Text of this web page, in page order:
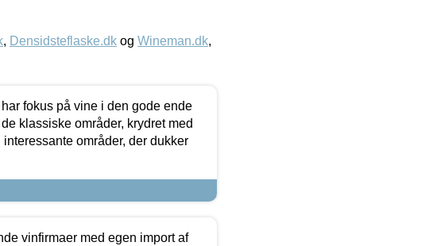
, Densidsteflaske.dk og Wineman.dk,
fokus på vine i den gode ende
klassiske områder, krydret med
områder, der dukker
vinfirmaer med egen import af